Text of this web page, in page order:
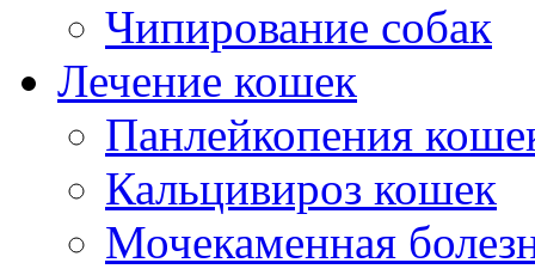
Чипирование собак
Лечение кошек
Панлейкопения
Кальцивироз кошек
Мочекаменная